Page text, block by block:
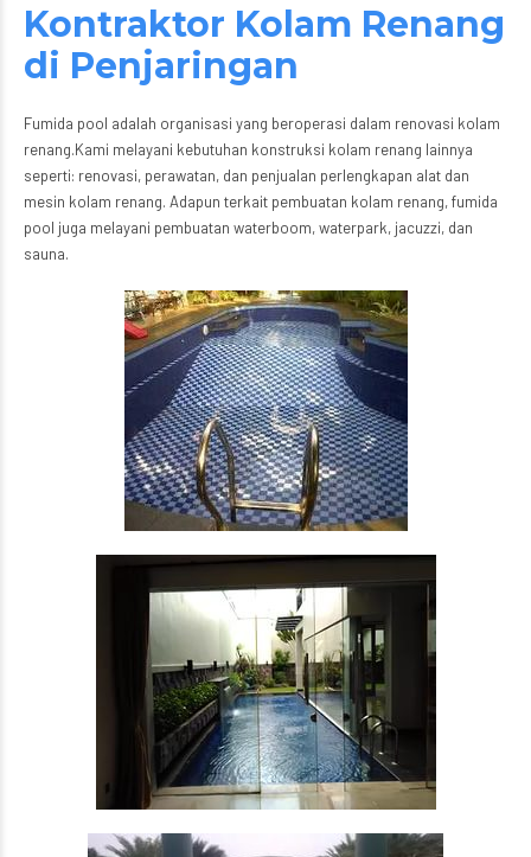
Kontraktor Kolam Renang
di Penjaringan
Fumida pool adalah organisasi yang beroperasi dalam renovasi kolam
renang.Kami melayani kebutuhan konstruksi kolam renang lainnya
seperti: renovasi, perawatan, dan penjualan perlengkapan alat dan
mesin kolam renang. Adapun terkait pembuatan kolam renang, fumida
pool juga melayani pembuatan waterboom, waterpark, jacuzzi, dan
sauna.